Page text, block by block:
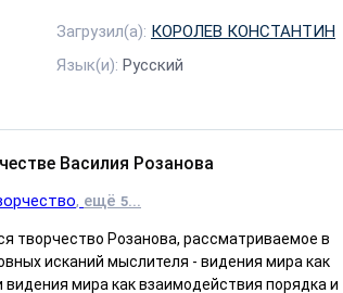
Загрузил(а): КОРОЛЕВ КОНСТАНТИН
Язык(и): Русский
Василия Розанова
ещё 5...
творчество Розанова, рассматриваемое в
исканий мыслителя - видения мира как
видения мира как взаимодействия порядка и